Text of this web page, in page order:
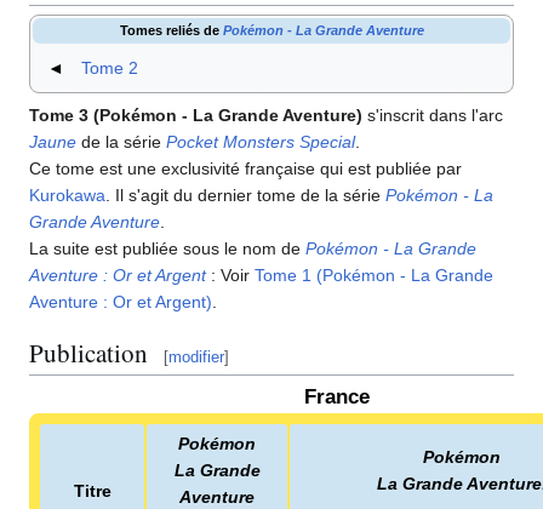
Tomes reliés de Pokémon - La Grande Aventure
◄ Tome 2
Tome 3 (Pokémon - La Grande Aventure) s'inscrit dans l'arc
Jaune de la série Pocket Monsters Special.
Ce tome est une exclusivité française qui est publiée par
Kurokawa . Il s'agit du dernier tome de la série Pokémon - La
Grande Aventure
La suite est publiée sous le nom de Pokémon - La Grande
Aventure : Or et Argent : Voir Tome 1 (Pokémon - La Grande
Aventure : Or et Argent)
Publication [modifier]
France
Titre
Pokémon
La Grande
Aventure
Pokémon
La Grande